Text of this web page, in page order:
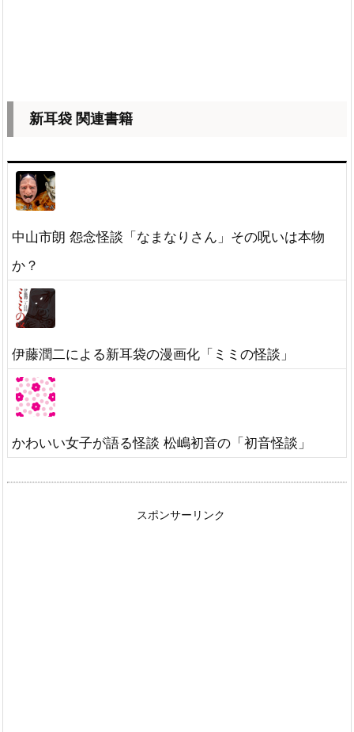
新耳袋 関連書籍
中山市朗 怨念怪談「なまなりさん」その呪いは本物
か？
伊藤潤二による新耳袋の漫画化「ミミの怪談」
かわいい女子が語る怪談 松嶋初音の「初音怪談」
スポンサーリンク